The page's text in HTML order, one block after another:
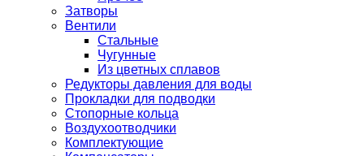
Затворы
Вентили
Стальные
Чугунные
Из цветных сплавов
Редукторы давления для воды
Прокладки для подводки
Стопорные кольца
Воздухоотводчики
Комплектующие